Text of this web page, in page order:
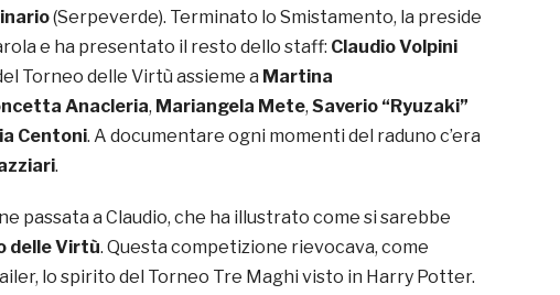
(Serpeverde). Terminato lo Smistamento, la preside
e ha presentato il resto dello staff: Claudio Volpini
Torneo delle Virtù assieme a Martina
Anacleria, Mariangela Mete, Saverio “Ryuzaki”
Centoni. A documentare ogni momenti del raduno c’era
.
passata a Claudio, che ha illustrato come si sarebbe
delle Virtù. Questa competizione rievocava, come
lo spirito del Torneo Tre Maghi visto in Harry Potter.